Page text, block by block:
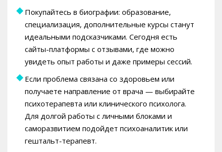
Покупайтесь в биографии: образование,
специализация, дополнительные курсы станут
идеальными подсказчиками. Сегодня есть
сайты-платформы с отзывами, где можно
увидеть опыт работы и даже примеры сессий.
Если проблема связана со здоровьем или
получаете направление от врача — выбирайте
психотерапевта или клинического психолога.
Для долгой работы с личными блоками и
саморазвитием подойдет психоаналитик или
гештальт-терапевт.